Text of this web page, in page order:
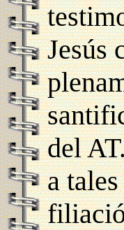
Jesús
del
a